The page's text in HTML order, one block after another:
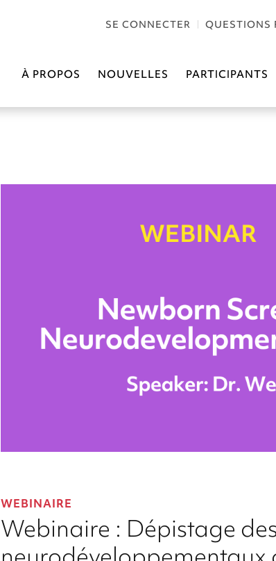
SE CONNECTER QUESTIONS
À PROPOS NOUVELLES PARTICIPANTS
WEBINAIRE
Webinaire : Dépistage